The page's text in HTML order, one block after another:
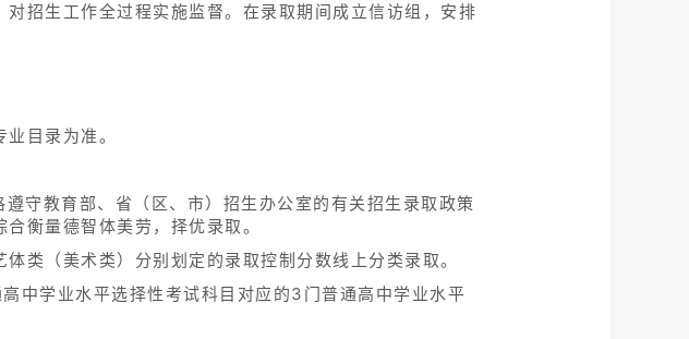
招生工作全过程实施监督。在录取期间成立信访组，安排
目录为准。
守教育部、省（区、市）招生办公室的有关招生录取政策
衡量德智体美劳，择优录取。
类（美术类）分别划定的录取控制分数线上分类录取。
中学业水平选择性考试科目对应的3门普通高中学业水平